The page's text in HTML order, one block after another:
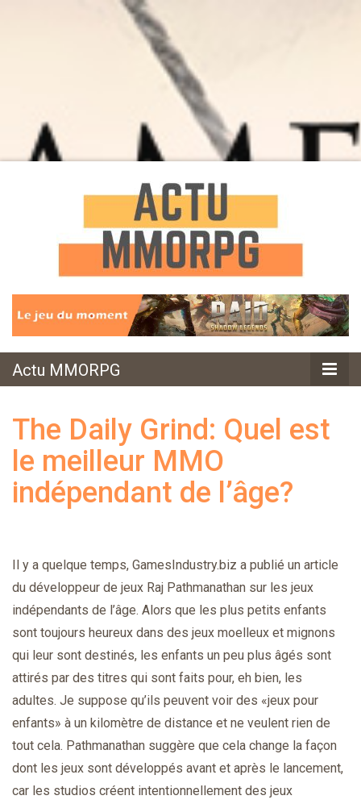
Actu
MMORPG
Actu MMORPG
The Daily Grind: Quel est
le meilleur MMO
indépendant de l’âge?
Il y a quelque temps, GamesIndustry.biz a publié un article
du développeur de jeux Raj Pathmanathan sur les jeux
indépendants de l’âge. Alors que les plus petits enfants
sont toujours heureux dans des jeux moelleux et mignons
qui leur sont destinés, les enfants un peu plus âgés sont
attirés par des titres qui sont faits pour, eh bien, les
adultes. Je suppose qu’ils peuvent voir des «jeux pour
enfants» à un kilomètre de distance et ne veulent rien de
tout cela. Pathmanathan suggère que cela change la façon
dont les jeux sont développés avant et après le lancement,
car les studios créent intentionnellement des jeux